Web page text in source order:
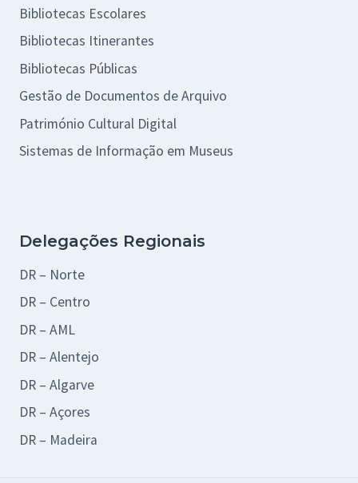
Bibliotecas Escolares
Bibliotecas Itinerantes
Bibliotecas Públicas
Gestão de Documentos de Arquivo
Património Cultural Digital
Sistemas de Informação em Museus
Delegações Regionais
DR – Norte
DR – Centro
DR – AML
DR – Alentejo
DR – Algarve
DR – Açores
DR – Madeira